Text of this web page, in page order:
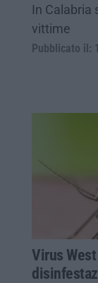
In Calabria
vittime
Pubblicato il:
Virus